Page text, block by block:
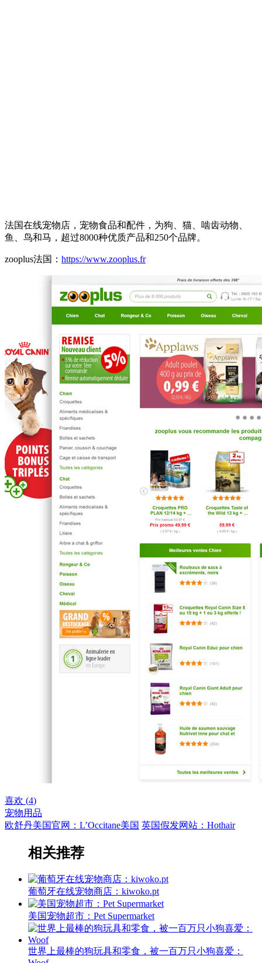
法国在线宠物店，宠物食品和配件，为狗、猫、啮齿动物、
鱼、鸟和马，超过8000种优质产品和250个品牌。
zooplus法国： https://www.zooplus.fr
喜欢 (4)
宠物用品
欧舒丹美国官网：L’Occitane美国 英国假发网站：Hothair
相关推荐
葡萄牙在线宠物商店：kiwoko.pt
美国宠物超市：Pet Supermarket
世界上最棒的狗玩具和零食，被一百万只小狗喜爱：